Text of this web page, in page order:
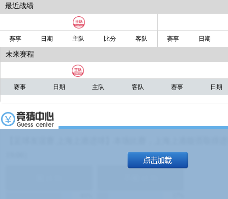
最近战绩
赛事 日期 主队 比分 客队 赛事 日期
未来赛程
赛事 日期 主队 客队 赛事 日期